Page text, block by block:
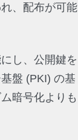
、配布が可能
し、公開鍵を
盤 (PKI) の基
暗号化よりも